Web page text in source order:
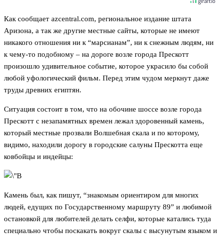
Как сообщает azcentral.com, региональное издание штата
Аризона, а так же другие местные сайты, которые не имеют
никакого отношения ни к “марсианам”, ни к снежным людям, ни
к чему-то подобному – на дороге возле города Прескотт
произошло удивительное событие, которое украсило бы собой
любой уфологический фильм. Перед этим чудом меркнут даже
труды древних египтян.
Ситуация состоит в том, что на обочине шоссе возле города
Прескотт с незапамятных времен лежал здоровенный камень,
который местные прозвали Волшебная скала и по которому,
видимо, находили дорогу в городские салуны Прескотта еще
ковбойцы и индейцы:
Камень был, как пишут, “знакомым ориентиром для многих
людей, едущих по Государственному маршруту 89” и любимой
остановкой для любителей делать селфи, которые катались туда
специально чтобы поскакать вокруг скалы с высунутым языком и